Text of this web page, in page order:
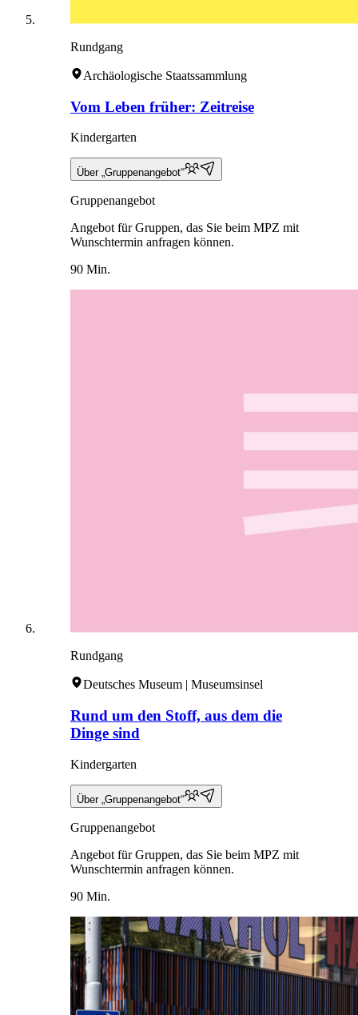
Rundgang
Archäologische Staatssammlung
Vom Leben früher: Zeitreise
Kindergarten
Über „Gruppenangebot“
Gruppenangebot
Angebot für Gruppen, das Sie beim MPZ mit
Wunschtermin anfragen können.
90 Min.
Rundgang
Deutsches Museum | Museumsinsel
Rund um den Stoff, aus dem die
Dinge sind
Kindergarten
Über „Gruppenangebot“
Gruppenangebot
Angebot für Gruppen, das Sie beim MPZ mit
Wunschtermin anfragen können.
90 Min.